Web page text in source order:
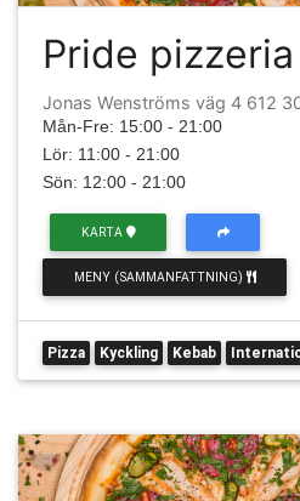
Pride pizzeria
Jonas Wenströms väg 4 612
Mån-Fre: 15:00 - 21:00
Lör: 11:00 - 21:00
Sön: 12:00 - 21:00
KARTA
MENY (SAMMANFATTNING)
Pizza Kyckling Kebab